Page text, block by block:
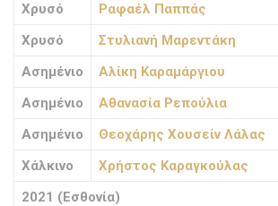
Χρυσό
Ραφαέλ Παππάς
Χρυσό
Στυλιανή Μαρεντάκη
Ασημένιο
Αλίκη Καραμάργιου
Ασημένιο
Αθανασία Ρεπούλια
Ασημένιο
Θεοχάρης Χουσείν Λάλας
Χάλκινο
Χρήστος Καραγκούλας
2021 (Εσθονία)